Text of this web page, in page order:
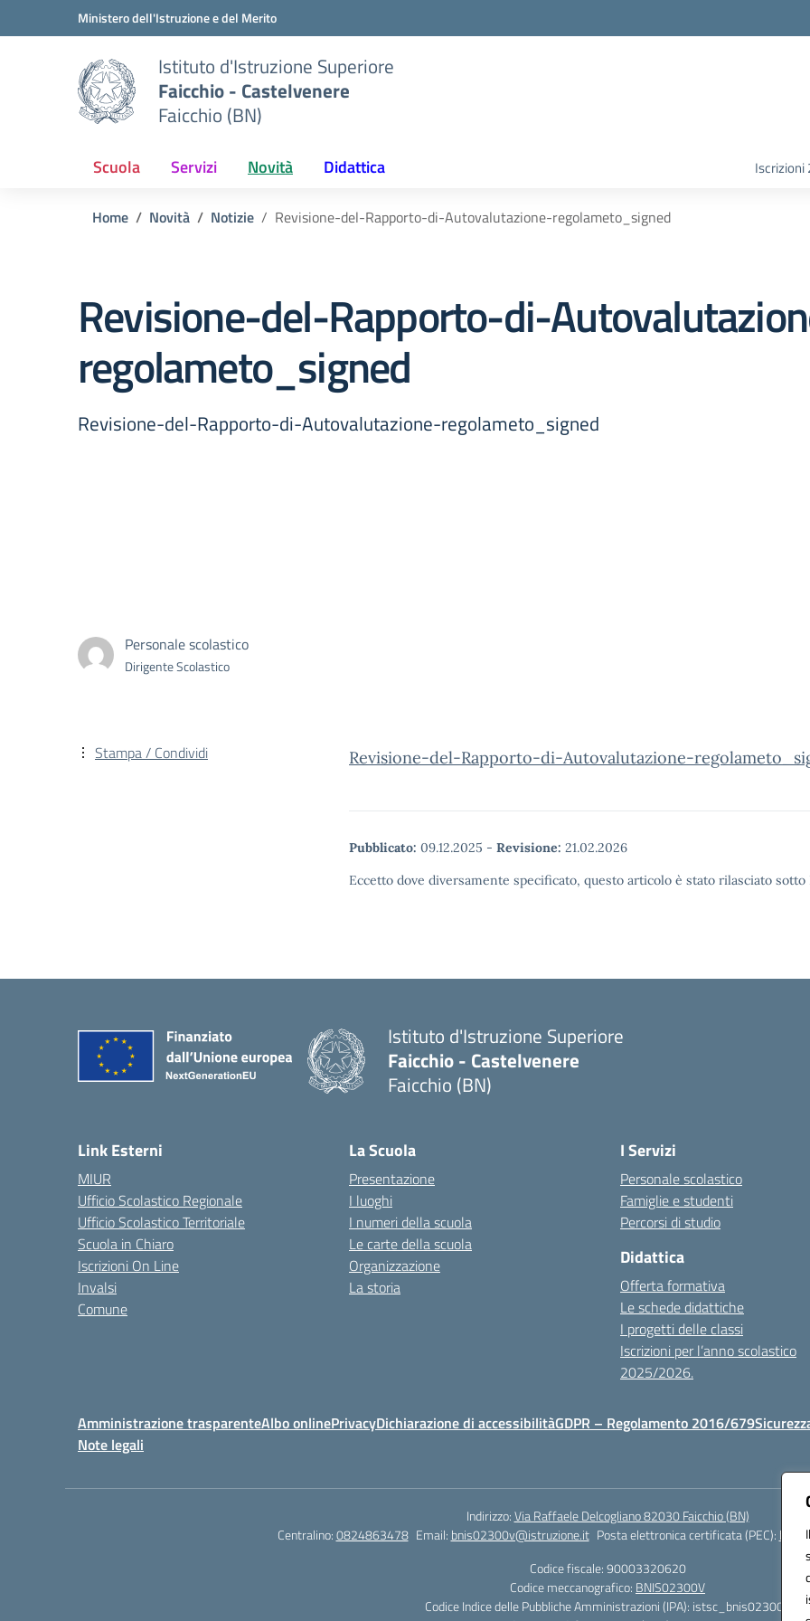
Vai ai contenuti
Vai al menu di navigazioneMinistero dell'Istruzione e del Merito
Istituto d'Istruzione Superiore
Faicchio - Castelvenere
Faicchio (BN)
Scuola Servizi Novità Didattica
Home Novità Notizie Revisione-del-Rapporto-di-Autovalutazione-regolameto_signed
Revisione-del-Rapporto-di-
regolameto_signed
Revisione-del-Rapporto-di-Autovalutazione-regolameto_signed
Personale scolastico
Dirigente Scolastico
Revisione-del-Rapporto-di-Autovalutazione-
Pubblicato: 09.12.2025 - Revisione: 21.02.2026
Eccetto dove diversamente specificato, questo articolo è stato rilasciato
Stampa / Condividi
Istituto d'Istruzione Superiore
Faicchio - Castelvenere
Faicchio (BN)
Link Esterni
MIUR
Ufficio Scolastico Regionale
Ufficio Scolastico Territoriale
Scuola in Chiaro
Iscrizioni On Line
Invalsi
Comune
La Scuola
Presentazione
I luoghi
I numeri della scuola
Le carte della scuola
Organizzazione
La storia
I Servizi
Personale scolastico
Famiglie e studenti
Percorsi di studio
Didattica
Offerta formativa
Le schede didattiche
I progetti delle classi
Iscrizioni per l’anno scolastico
2025/2026.
Amministrazione trasparenteAlbo onlinePrivacyDichiarazione di accessibilitàGDPR – Regolamento 2016/679
Note legali
Indirizzo:Via Raffaele Delcogliano 82030 Faicchio (BN)
Centralino:0824863478 Email: bnis02300v@istruzione.it Posta elettronica certificata (PEC):
Codice fiscale: 90003320620
Codice meccanografico: BNIS02300V
Codice Indice delle Pubbliche Amministrazioni (IPA): istsc_bnis02300v